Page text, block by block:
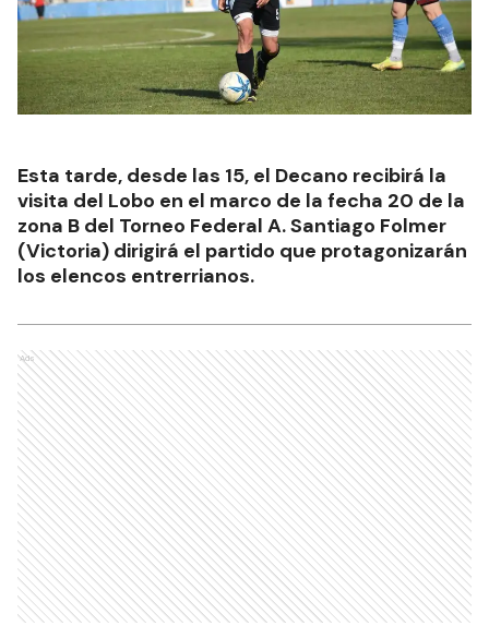
Esta tarde, desde las 15, el Decano recibirá la
visita del Lobo en el marco de la fecha 20 de la
zona B del Torneo Federal A. Santiago Folmer
(Victoria) dirigirá el partido que protagonizarán
los elencos entrerrianos.
Ads